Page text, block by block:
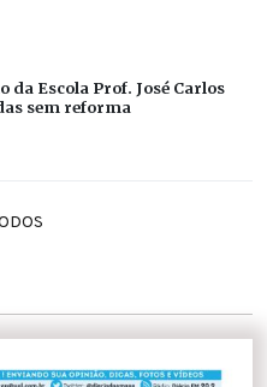
da Escola Prof. José Carlos
sem reforma